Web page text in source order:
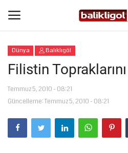
Giriş Yap
Anasayfa
Köşe Yazıları
Dünya Balıklıgöl
Filistin
Temmuz 5, 2010 - 08:21
Güncelleme: Temmuz 5, 2010 - 08:21